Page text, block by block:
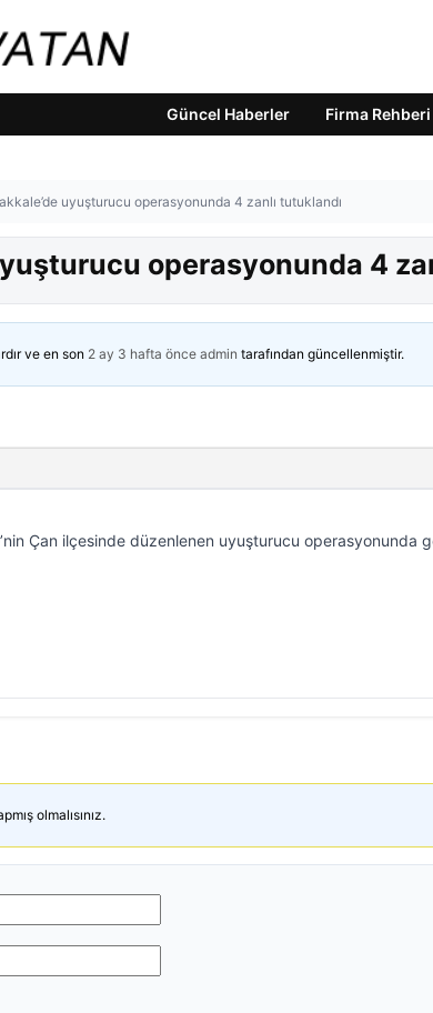
Güncel Haberler Firma Rehberi
uyuşturucu operasyonunda 4 zanlı tutuklandı
operasyonunda 4
ve en son 2 ay 3 hafta önce admin tarafından güncellenmiştir.
Çan ilçesinde düzenlenen uyuşturucu operasyonunda
olmalısınız.